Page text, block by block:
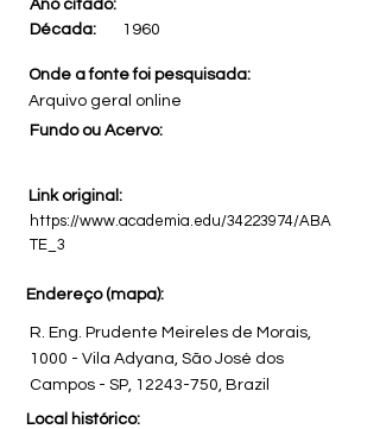
Ano citado:
Década:
1960
Onde a fonte foi pesquisada:
Arquivo geral online
Fundo ou Acervo:
Link original:
https://www.academia.edu/34223974/ABA
TE_3
Endereço (mapa):
R. Eng. Prudente Meireles de Morais,
1000 - Vila Adyana, São José dos
Campos - SP, 12243-750, Brazil
Local histórico: